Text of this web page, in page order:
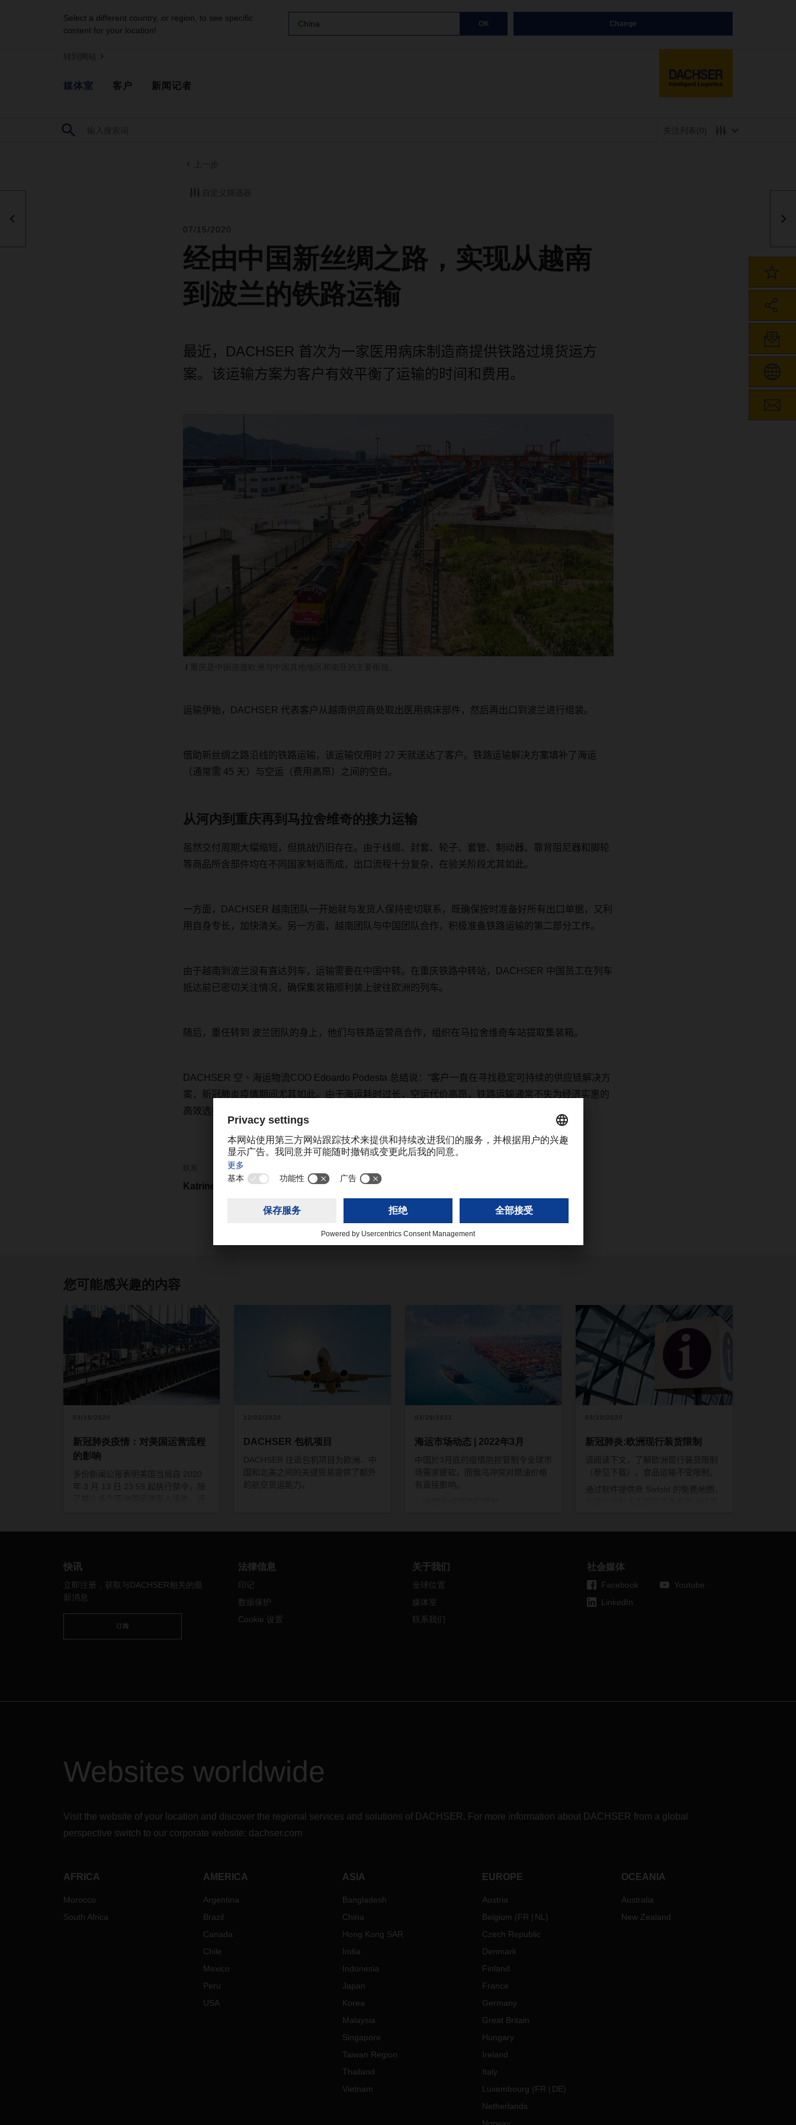
Select a different country, or region, to see specific
content for your location!
China OK Change
转到网站
媒体室 客户 新闻记者
关注列表 (0)
自定义筛选器
07/15/2020
经由中国新丝绸之路，实现从越南
到波兰的铁路运输
最近， DACHSER 首次为一家医用病床制造商提供铁路过境货运方
案。该运输方案为客户有效平衡了运输的 时间和费用。
运输伊始， DACHSER 代表客户从越南供应商处取出医用病床部件，然后再出口到波兰进行组装。
借助新丝绸之路沿线的铁路运输，该运输仅用时 27 天就送达了客户。铁路运输解决方案填补了海运
（通常需 45 天）与空运（费用高昂）之间的空白。
从河内到重庆再到马拉舍维奇的接力运输
虽然交付周期大幅缩短，但挑战仍旧存在。由于线缆、封套、轮子、套管、制动器、靠背阻尼器和脚轮
等商品所含部件均在不同国家制造而成，出口流程十分复杂，在验关阶段尤其如此。
一方面， DACHSER 越南团队一开始就与发货人保持密切联系，既确保按时准备好所有出口单据，又利
用自身专长，加快清关。另一方面，越南团队与中国团队合作，积极准备铁路运输的第二部分工作。
由于越南到波兰没有直达列车，运输需要在中国中转。在重庆铁路中转站， DACHSER 中国员工在列车
抵达前 已密切关注情况，确保集装箱顺利装上驶往欧洲的列车。
随后，重任转到 波兰团队的身上，他们与铁路运营商合作，组织在马拉舍维奇车站提取集装箱。
DACHSER 空 、 海运物流COO Edoardo Podesta 总结说 ：“客户一直在寻找稳定可持续的供应链解决方
案 ， 新冠肺炎疫情期间尤其如此。由于海运耗时过长，空运代价高昂，铁路运输通常不失为经济实惠的
高效选择。”
Katrine Cheng katrine.cheng@dachser.com
您可能感兴趣的内容
03/16/2020
新冠肺炎疫情：对美国运营流程
的影响
多份新闻公报表明美国当局自 2020
年 3 月 13 日 23:59
起执行禁令，除
影响巨大。
我们的专业团队不断努力寻找替代方
案和路线，尽力运送紧急货物，还致
安排货物运输。
12/02/2020
DACHSER 包机项目
DACHSER
往返包机项目为欧洲、中
国和北美之间的关键贸易提供了额外
的航空货运能力。
03/29/2022
海运市场动态 | 2022年3月
中国於 3 月底的 疫情 防控管制 令全球市
场需求疲软，而俄乌冲突对燃油价格
有直接影响。
防控措施，以遏制疫情扩散蔓延。在
深圳和东莞的管制措施实行期间，工
厂都不允许开工。上海即使在管制措
施实行之前，已由于
也受到了影响。总体而言，中国的生
输公司决定停止运营往返于乌克兰、
此外，飞涨的燃油价格迫使运输公司
贸易通道最新消息
港 ， 12天
5天
，3天
的里雅斯特，2天
，7天
03/20/2020
新冠肺炎:欧洲现行装货限制
请阅读下文，了解欧洲现行装货限制
（参见下载）。食品运输不受限制。
通过软件提供商 Sixfold 的免费地图，
快讯
立即注册，获取与DACHSER相关的最
新消息
订阅
法律信息
印记
数据保护
Cookie 设置
关于我们
全球位置
媒体室
联系我们
社会媒体
Facebook
LinkedIn
Youtube
Websites worldwide
Visit the website of your location and discover the regional services and solutions of DACHSER. For more information about DACHSER from a global
perspective switch to our corporate website: dachser.com
AFRICA
Morocco
South Africa
AMERICA
Argentina
Brazil
Canada
Chile
Mexico
Peru
USA
ASIA
Bangladesh
China
Hong Kong SAR
India
Indonesia
Japan
Korea
Malaysia
Singapore
Taiwan Region
Thailand
Vietnam
EUROPE
Austria
Belgium (FR NL )
Czech Republic
Denmark
Finland
France
Germany
Great Britain
Hungary
Ireland
Italy
Luxembourg (FR DE)
Netherlands
OCEANIA
Australia
New Zealand